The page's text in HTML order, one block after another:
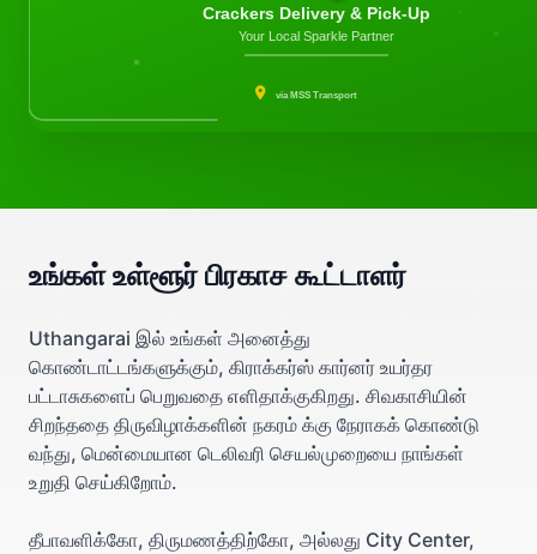
Crackers Delivery & Pick-Up
Your Local Sparkle Partner
via MSS Transport
உங்கள் உள்ளூர் பிரகாச கூட்டாளர்
Uthangarai இல் உங்கள் அனைத்து
கொண்டாட்டங்களுக்கும், கிராக்கர்ஸ் கார்னர் உயர்தர
பட்டாசுகளைப் பெறுவதை எளிதாக்குகிறது. சிவகாசியின்
சிறந்ததை திருவிழாக்களின் நகரம் க்கு நேராகக் கொண்டு
வந்து, மென்மையான டெலிவரி செயல்முறையை நாங்கள்
உறுதி செய்கிறோம்.
தீபாவளிக்கோ, திருமணத்திற்கோ, அல்லது City Center,